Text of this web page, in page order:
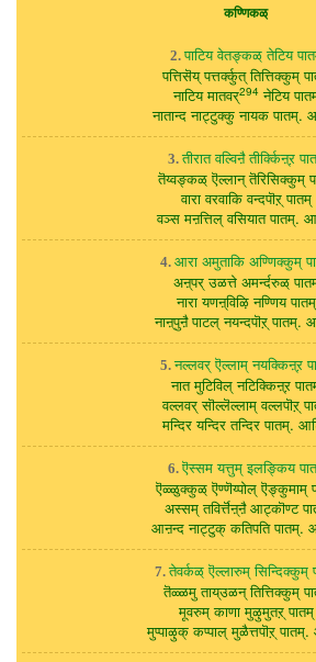
कण्णिकळ्
2.पाटिय वेतङ्कळ् तेटिय
पत्तिसॆय् पत्तर्क्कुत् तित्तिक्कुम्
नाटिय मातवर्294नेटिय
नातान्द नाट्टुक्कु नायक पातम्.
3.तीरात वल्विऩै तीर्क्किऩ्ऱ
तॆय्वङ्कळ् ऎल्लान् तॆरिसिक्कुम्
वारा वरवाकि वन्दपॊऱ् पातम्
वञ्स मऩत्तिल् वसियात पातम्.
4. आरा अमुताकि अण्णिक्कुम्
अऩ्पर् उळत्ते अमर्न्दरुळ्
नारा यणऩ्विऴि नण्णिय पातम्
नाऩ्पुऩै पाटल् नयन्दपॊऱ् पातम्.
5.नल्लवर् ऎल्लाम् नयक्किऩ्ऱ
नात मुटिविल् नटिक्किऩ्ऱ
वल्लवर् सॊल्लॆल्लाम् वल्लपॊऱ्
मन्दिर यन्दिर तन्दिर पातम्.
6.ऎस्सम यत्तुम् इलङ्किय
ऎळ्ळुक्कुळ् ऎण्णॆय्पोल् ऎङ्कुमाम्
अस्सम् तविर्त्तॆऩ्ऩै आट्कॊण्ट
आऩन्द नाट्टुक् कतिपति पातम्.
7.तेवर्कळ् ऎल्लारुम् सिन्दिक्कुम्
तॆळ्ळमु ताय्उळन् तित्तिक्कुम्
मूवरुम् काणा मुऴुमुतऱ् पातम्
मुप्पाऴुक् कप्पाल् मुळैत्तपॊऱ्